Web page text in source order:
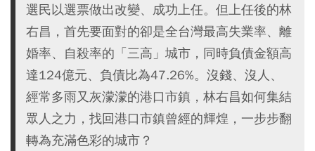
選民以選票做出改變、成功上任。但上任後的林
右昌，首先要面對的卻是全台灣最高失業率、離
婚率、自殺率的「三高」城市，同時負債金額高
達124億元、負債比為47.26%。沒錢、沒人、
經常多雨又灰濛濛的港口市鎮，林右昌如何集結
眾人之力，找回港口市鎮曾經的輝煌，一步步翻
轉為充滿色彩的城市？